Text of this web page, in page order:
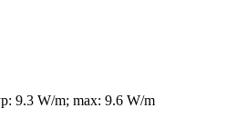
9.3 W/m; max: 9.6 W/m